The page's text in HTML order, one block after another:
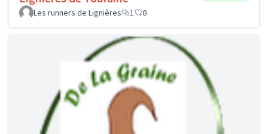
Les runners de Lignières
1 0